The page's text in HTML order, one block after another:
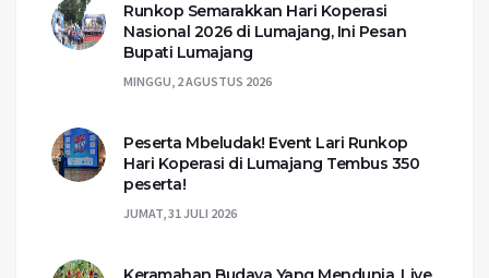
Runkop Semarakkan Hari Koperasi
Nasional 2026 di Lumajang, Ini Pesan
Bupati Lumajang
MINGGU, 2 AGUSTUS 2026
Peserta Mbeludak! Event Lari Runkop
Hari Koperasi di Lumajang Tembus 350
peserta!
JUMAT, 31 JULI 2026